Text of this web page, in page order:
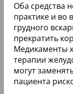
Оба средства
практике и во
грудного
прекратить
Медикаменты
терапии
могут
пациента